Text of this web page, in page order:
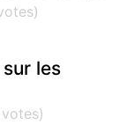
les